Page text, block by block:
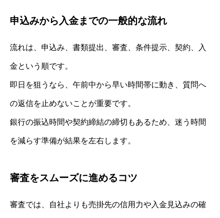
申込みから入金までの一般的な流れ
流れは、申込み、書類提出、審査、条件提示、契約、入
金という順です。
即日を狙うなら、午前中から早い時間帯に動き、質問へ
の返信を止めないことが重要です。
銀行の振込時間や契約締結の締切もあるため、迷う時間
を減らす準備が結果を左右します。
審査をスムーズに進めるコツ
審査では、自社よりも売掛先の信用力や入金見込みの確